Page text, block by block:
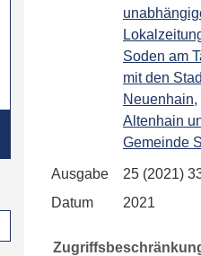
Soden am
mit den
Neuenhain,
Altenhain
Gemeinde
Ausgabe
25 (2021)
Datum
2021